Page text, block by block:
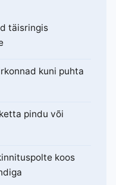
täisringis
kuni puhta
pindu või
koos